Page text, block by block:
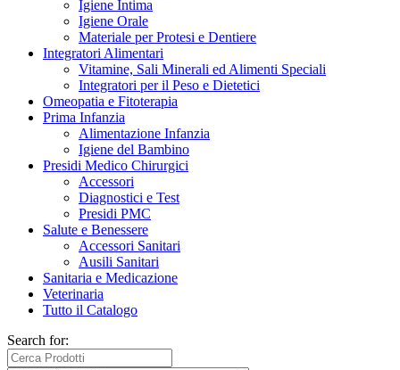
Igiene Intima
Igiene Orale
Materiale per Protesi e Dentiere
Integratori Alimentari
Vitamine, Sali Minerali ed Alimenti Speciali
Integratori per il Peso e Dietetici
Omeopatia e Fitoterapia
Prima Infanzia
Alimentazione Infanzia
Igiene del Bambino
Presidi Medico Chirurgici
Accessori
Diagnostici e Test
Presidi PMC
Salute e Benessere
Accessori Sanitari
Ausili Sanitari
Sanitaria e Medicazione
Veterinaria
Tutto il Catalogo
Search for: